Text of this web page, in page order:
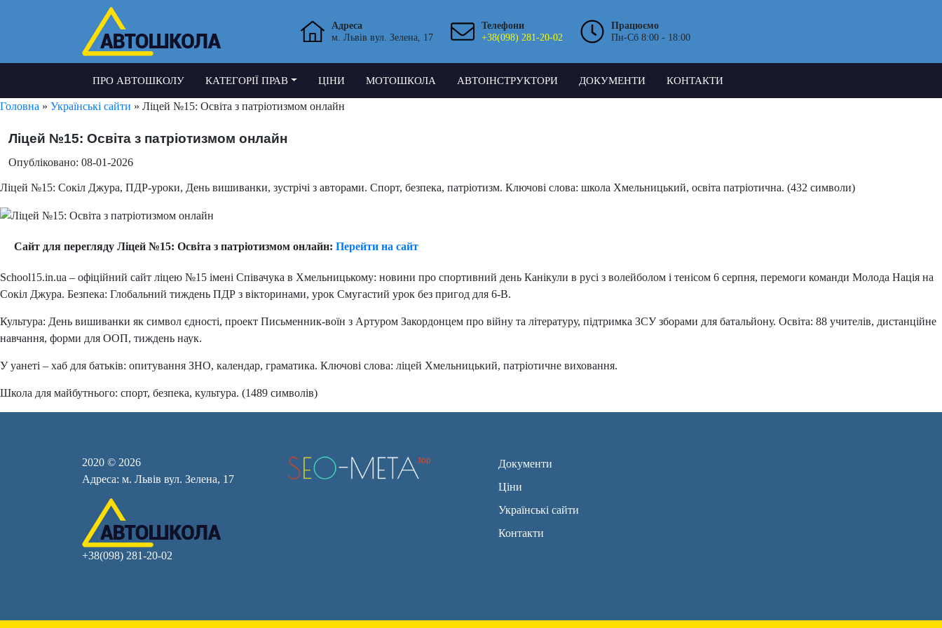
Адреса
м. Львів вул. Зелена, 17
Телефони
+38(098) 281-20-02
Працюємо
Пн-Сб 8:00 - 18:00
ПРО АВТОШКОЛУ КАТЕГОРІЇ ПРАВ ЦІНИ МОТОШКОЛА АВТОІНСТРУКТОРИ ДОКУМЕНТИ КОНТАКТИ
Головна » Українські сайти » Ліцей №15: Освіта з патріотизмом онлайн
Ліцей №15: Освіта з патріотизмом онлайн
Опубліковано: 08-01-2026
Ліцей №15: Сокіл Джура, ПДР-уроки, День вишиванки, зустрічі з авторами. Спорт, безпека, патріотизм. Ключові слова: школа Хмельницький, освіта патріотична. (432 символи)
Сайт для перегляду Ліцей №15: Освіта з патріотизмом онлайн: Перейти на сайт
School15.in.ua – офіційний сайт ліцею №15 імені Співачука в Хмельницькому: новини про спортивний день Канікули в русі з волейболом і тенісом 6 серпня, перемоги команди Молода Нація на
Сокіл Джура. Безпека: Глобальний тиждень ПДР з вікторинами, урок Смугастий урок без пригод для 6-В.
Культура: День вишиванки як символ єдності, проект Письменник-воїн з Артуром Закордонцем про війну та літературу, підтримка ЗСУ зборами для батальйону. Освіта: 88 учителів, дистанційне
навчання, форми для ООП, тиждень наук.
У уанеті – хаб для батьків: опитування ЗНО, календар, граматика. Ключові слова: ліцей Хмельницький, патріотичне виховання.
Школа для майбутнього: спорт, безпека, культура. (1489 символів)
2020 © 2026
Адреса: м. Львів вул. Зелена, 17
+38(098) 281-20-02
Документи
Ціни
Українські сайти
Контакти